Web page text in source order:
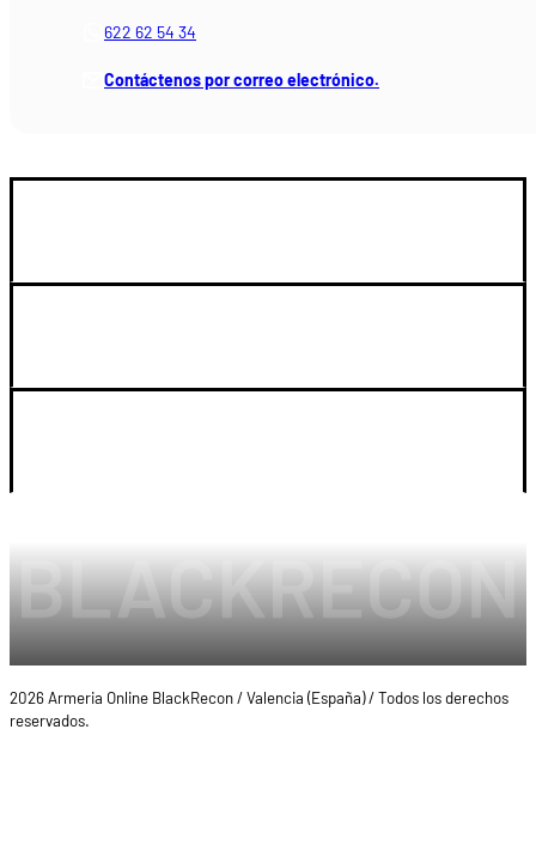
622 62 54 34
Contáctenos por correo electrónico.
2026 Armeria Online BlackRecon / Valencia (España) / Todos los derechos
reservados.